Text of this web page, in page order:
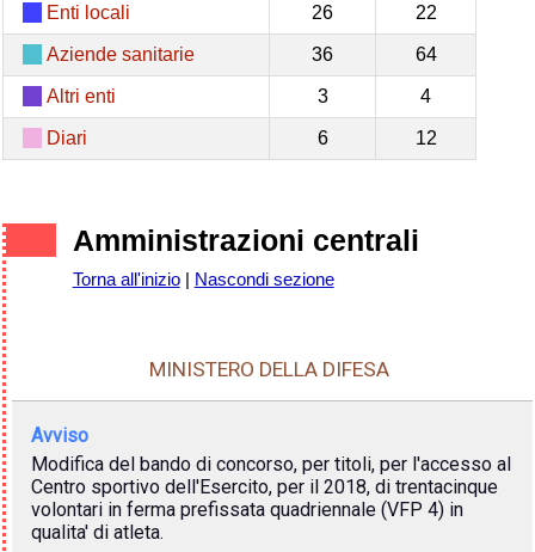
Enti locali 26 22
Aziende sanitarie 36 64
Altri enti 3 4
Diari 6 12
Amministrazioni centrali
Torna all'inizio| Nascondi sezione
MINISTERO DELLA DIFESA
Avviso
Modifica del bando di concorso, per titoli, per l'accesso al
Centro sportivo dell'Esercito, per il 2018, di trentacinque
volontari in ferma prefissata quadriennale (VFP 4) in
qualita' di atleta.